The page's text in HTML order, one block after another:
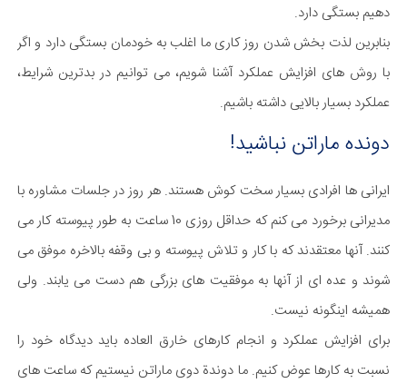
دهیم بستگی دارد.
بنابرین لذت بخش شدن روز کاری ما اغلب به خودمان بستگی دارد و اگر
با روش های افزایش عملکرد آشنا شویم، می توانیم در بدترین شرایط،
عملکرد بسیار بالایی داشته باشیم.
دونده ماراتن نباشید!
ایرانی ها افرادی بسیار سخت کوش هستند. هر روز در جلسات مشاوره با
مدیرانی برخورد می کنم که حداقل روزی 10 ساعت به طور پیوسته کار می
کنند. آنها معتقدند که با کار و تلاش پیوسته و بی وقفه بالاخره موفق می
شوند و عده ای از آنها به موفقیت های بزرگی هم دست می یابند. ولی
همیشه اینگونه نیست.
برای افزایش عملکرد و انجام کارهای خارق العاده باید دیدگاه خود را
نسبت به کارها عوض کنیم. ما دوندة دوی ماراتن نیستیم که ساعت های